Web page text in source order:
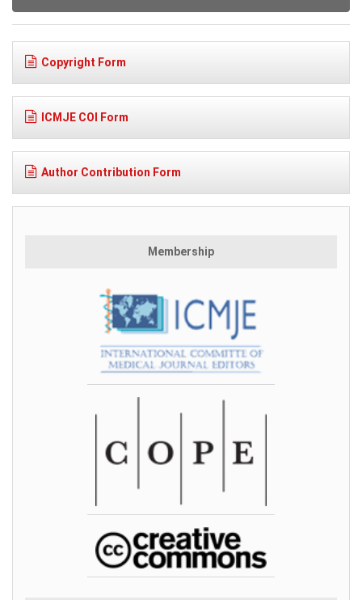
Copyright Form
ICMJE COI Form
Author Contribution Form
Membership